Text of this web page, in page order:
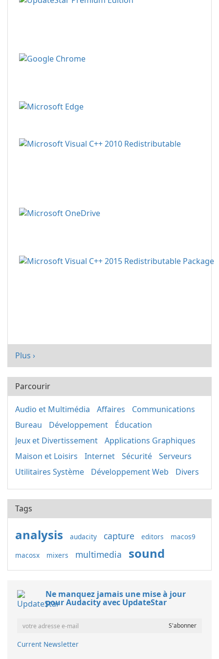
Plus ›
Parcourir
Audio et Multimédia Affaires
Communications
Bureau
Développement
Éducation
Jeux et Divertissement
Applications Graphiques
Maison et Loisirs
Internet Sécurité
Serveurs
Utilitaires Système
Développement Web Divers
Tags
analysis audacity capture editors
macos9
macosx
mixers multimedia sound
Ne manquez jamais une mise à jour
pour Audacity avec UpdateStar
Current Newsletter